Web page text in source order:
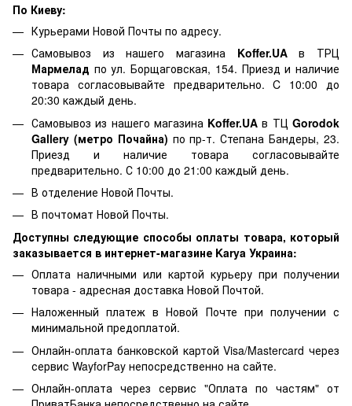
По Киеву:
Курьерами Новой Почты по адресу.
Самовывоз из нашего магазина Koffer.UAв ТРЦ
Мармелад по ул. Борщаговская, 154. Приезд и наличие
товара согласовывайте предварительно. C 10:00 до
20:30 каждый день.
Самовывоз из нашего магазина Koffer.UA в ТЦGorodok
Gallery (метро Почайна) по пр-т. Степана Бандеры, 23.
Приезд и наличие товара согласовывайте
предварительно. С 10:00 до 21:00 каждый день.
В отделение Новой Почты.
В почтомат Новой Почты.
Доступны следующие способы оплаты товара, который
заказывается в интернет-магазине Karya Украина:
Оплата наличными или картой курьеру при получении
товара - адресная доставка Новой Почтой.
Наложенный платеж в Новой Почте при получении с
минимальной предоплатой.
Онлайн-оплата банковской картой Visa/Mastercard через
сервис WayforPay непосредственно на сайте.
Онлайн-оплата через сервис "Оплата по частям" от